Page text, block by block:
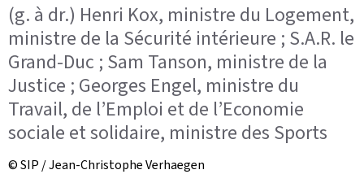
(g. à dr.) Henri Kox, ministre du Logement,
ministre de la Sécurité intérieure ; S.A.R. le
Grand-Duc ; Sam Tanson, ministre de la
Justice ; Georges Engel, ministre du
Travail, de l’Emploi et de l’Economie
sociale et solidaire, ministre des Sports
© SIP / Jean-Christophe Verhaegen